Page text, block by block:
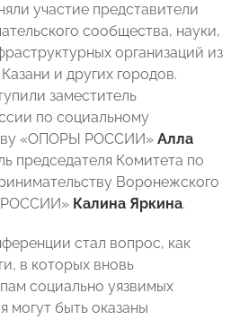
участие представители
сообщества, науки,
организаций из
и других городов.
заместитель
по социальному
«ОПОРЫ РОССИИ» Алла
председателя Комитета по
Воронежского
РОССИИ» Калина Яркина.
стал вопрос, как
в которых вновь
социально уязвимых
могут быть оказаны